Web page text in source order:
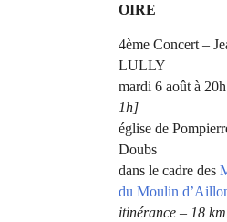
OIRE
4ème Concert –
LULLY
mardi 6 août à 20h
1h]
église de
Doubs
dans le cadre des
du Moulin
itinérance – 18 km